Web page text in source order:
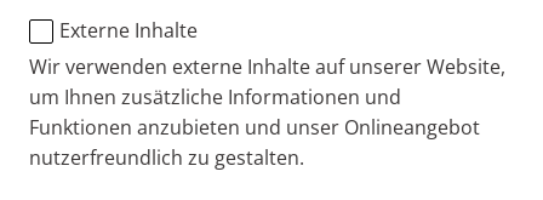
Externe Inhalte
Wir verwenden externe Inhalte auf unserer Website,
um Ihnen zusätzliche Informationen und
Funktionen anzubieten und unser Onlineangebot
nutzerfreundlich zu gestalten.
Befreit die Nase
Löst den Schleim und wirkt abschwellend
Ohne Gewöhnungseffekt*
Pflegt die angegriffene Nasenschleimhaut
Mit natürlichem Captomucil